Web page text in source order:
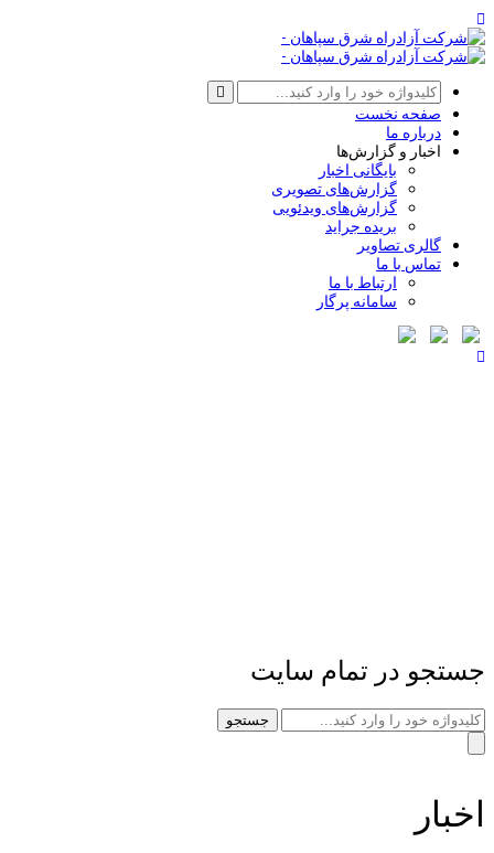
صفحه نخست
درباره ما
اخبار و گزارش‌ها
بایگانی اخبار
گزارش‌های تصویری
گزارش‌های ویدئویی
بریده جراید
گالری تصاویر
تماس با ما
ارتباط با ما
سامانه پرگار
جستجو در تمام سایت
جستجو
اخبار